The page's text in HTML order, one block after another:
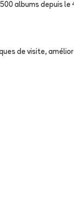
albums depuis
de visite,